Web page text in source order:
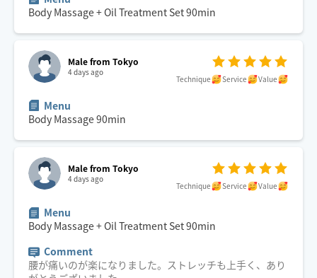
Body Massage + Oil Treatment Set90min
Male from Tokyo
4 days ago
Technique Service Value
Menu
Body Massage90min
Male from Tokyo
4 days ago
Technique Service Value
Menu
Body Massage + Oil Treatment Set90min
Comment
腰が痛いのが楽になりました。ストレッチも上手く、あり